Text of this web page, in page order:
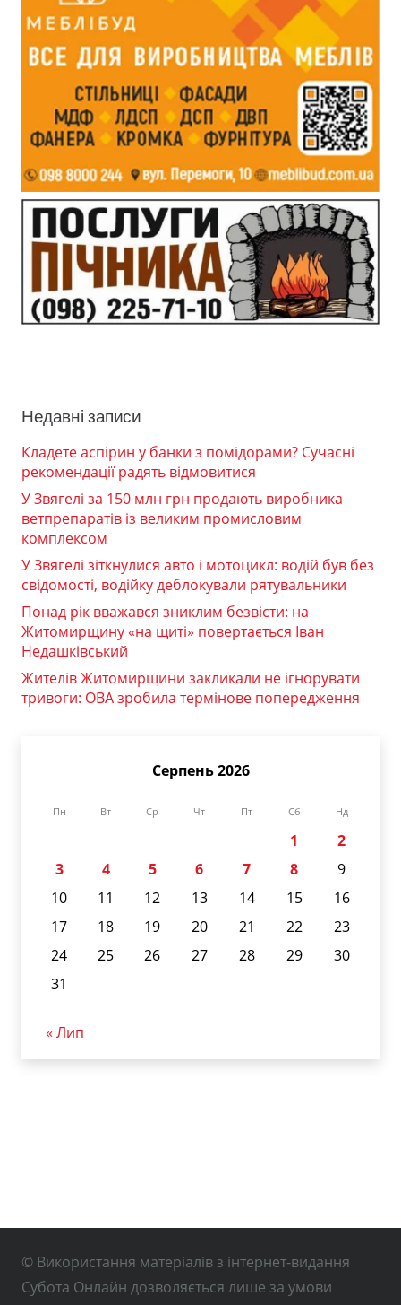
Недавні записи
Кладете аспірин у банки з помідорами? Сучасні
рекомендації радять відмовитися
У Звягелі за 150 млн грн продають виробника
ветпрепаратів із великим промисловим
комплексом
У Звягелі зіткнулися авто і мотоцикл: водій був без
свідомості, водійку деблокували рятувальники
Понад рік вважався зниклим безвісти: на
Житомирщину «на щиті» повертається Іван
Недашківський
Жителів Житомирщини закликали не ігнорувати
тривоги: ОВА зробила термінове попередження
Серпень 2026
Пн Вт Ср Чт Пт Сб Нд
1
2
3
4 5 6 7 8
9
10
11 12 13 14 15
16
17
18 19 20 21 22
23
24
25 26 27 28 29
30
31
« Лип
© Використання матеріалів з інтернет-видання
Субота Онлайн дозволяється лише за умови